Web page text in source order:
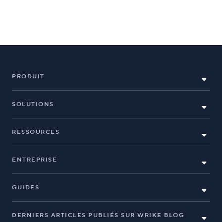
PRODUIT
SOLUTIONS
RESSOURCES
ENTREPRISE
GUIDES
DERNIERS ARTICLES PUBLIÉS SUR WRIKE BLOG